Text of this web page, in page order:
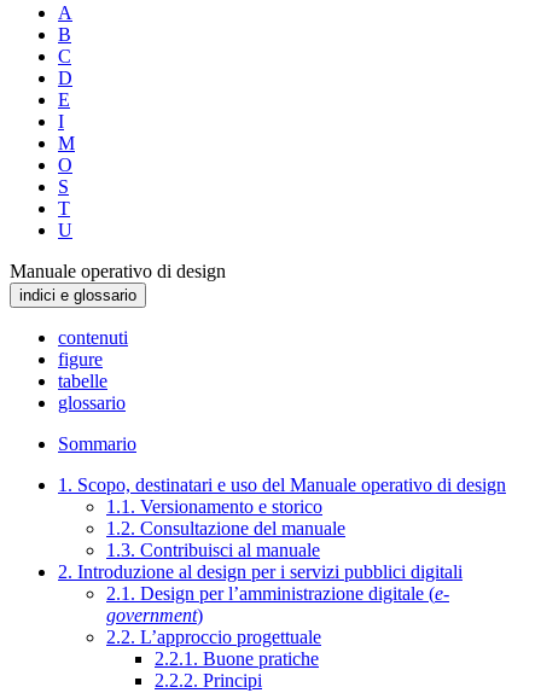
A
B
C
D
E
I
M
O
S
T
U
Manuale operativo di design
indici e glossario
contenuti
figure
tabelle
glossario
Sommario
1. Scopo, destinatari e uso del Manuale operativo di design
1.1. Versionamento e storico
1.2. Consultazione del manuale
1.3. Contribuisci al manuale
2. Introduzione al design per i servizi pubblici digitali
2.1. Design per l’amministrazione digitale (e-
government)
2.2. L’approccio progettuale
2.2.1. Buone pratiche
2.2.2. Principi